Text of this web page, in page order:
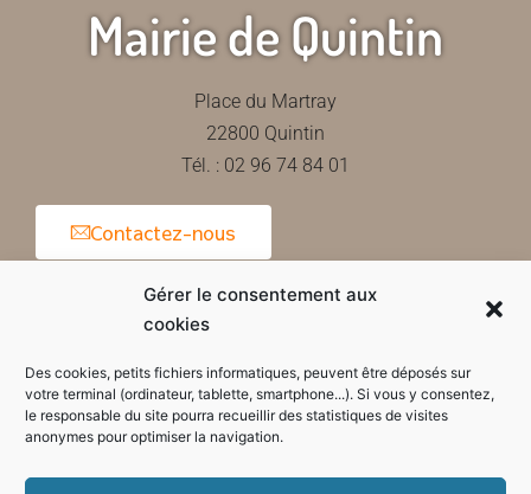
Gérer le consentement aux
cookies
Des cookies, petits fichiers informatiques, peuvent être déposés sur
votre terminal (ordinateur, tablette, smartphone...). Si vous y consentez,
le responsable du site pourra recueillir des statistiques de visites
anonymes pour optimiser la navigation.
Mairie de Quintin
Place du Martray
22800 Quintin
Tél. : 02 96 74 84 01
Contactez-nous
Horaires d'ouverture de la mairie